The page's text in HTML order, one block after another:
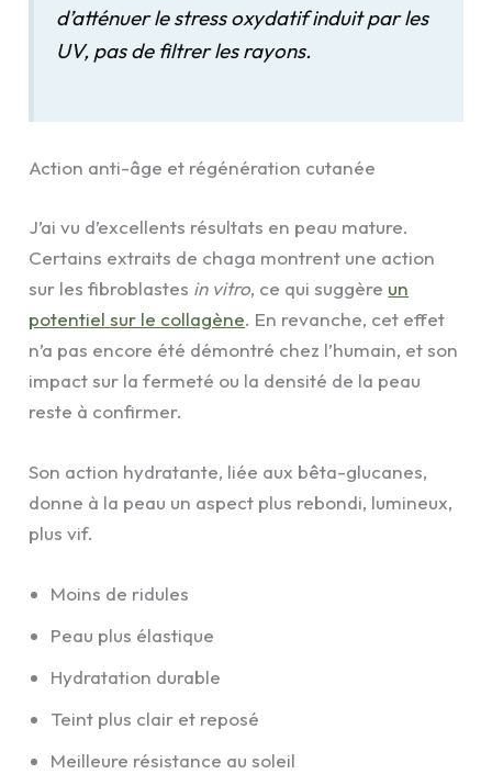
d’atténuer le stress oxydatif induit par les
UV, pas de filtrer les rayons.
Action anti-âge et régénération cutanée
J’ai vu d’excellents résultats en peau mature.
Certains extraits de chaga montrent une action
sur les fibroblastes in vitro, ce qui suggère un
potentiel sur le collagène. En revanche, cet effet
n’a pas encore été démontré chez l’humain, et son
impact sur la fermeté ou la densité de la peau
reste à confirmer.
Son action hydratante, liée aux bêta-glucanes,
donne à la peau un aspect plus rebondi, lumineux,
plus vif.
Moins de ridules
Peau plus élastique
Hydratation durable
Teint plus clair et reposé
Meilleure résistance au soleil